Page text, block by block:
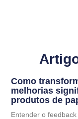
Como
melhorias
produtos de
Entender o